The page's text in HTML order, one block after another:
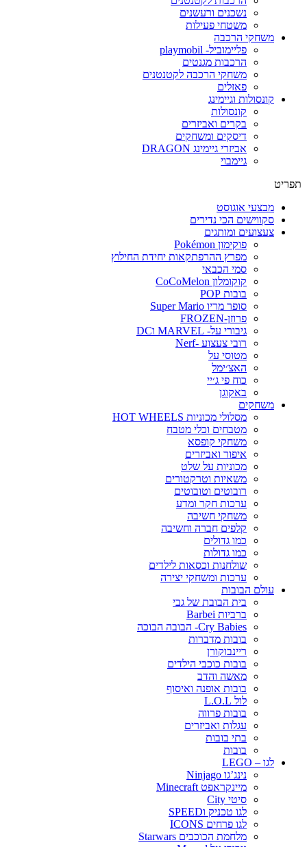
נשכנים ורעשנים
משטחי פעילות
משחקי הרכבה
פליימוביל- playmobil
הרכבות מגנטים
משחקי הרכבה לקטנטנים
פאזלים
קונסולות וגיימינג
קונסולות
בקרים ואביזרים
דיסקים ומשחקים
אביזרי גיימינג DRAGON
גיימבוי
מבצעי אוגוסט
סקווישים הכי נדירים
צעצועים ומותגים
פוקימון Pokémon
מפרץ ההרפתקאות יחידת החילוץ
סמי הכבאי
קוקומלון CoCoMelon
בובות POP
סופר מריו Super Mario
פרוזן-FROZEN
גיבורי על- MARVEL וDC
רובי צעצוע -Nerf
מטוסי על
האצ׳ימל
כוח פי ג׳יי
באקוגן
משחקים
מסלולי מכוניות HOT WHEELS
מטבחים וכלי מטבח
משחקי קופסא
איפור ואביזרים
מכוניות על שלט
משאיות וטרקטורים
רובוטים וטובוטים
ערכות חקר ומדע
משחקי חשיבה
קלפים חברה וחשיבה
כמו גדולים
כמו גדולות
שולחנות וכסאות לילדים
ערכות ומשחקי יצירה
עולם הבובות
בית הבובת של גבי
ברביות Barbei
Cry Babies- הבובה הבוכה
בובות מדברות
ריינבוקורן
בובות כוכבי הילדים
מאשה והדב
בובות אופנה ואיסוף
לול L.O.L
בובות פרווה
עגלות ואביזרים
בתי בובות
בובות
לגו – LEGO
נינג’גו Ninjago
מיינקראפט Minecraft
סיטי City
לגו טכניק וSPEED
לגו פרחים ICONS
מלחמת הכוכבים Starwars